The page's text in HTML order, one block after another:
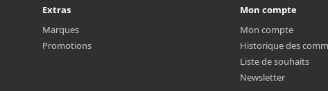
Extras
Marques
Promotions
Mon compte
Mon compte
Historique des
Liste de souhaits
Newsletter